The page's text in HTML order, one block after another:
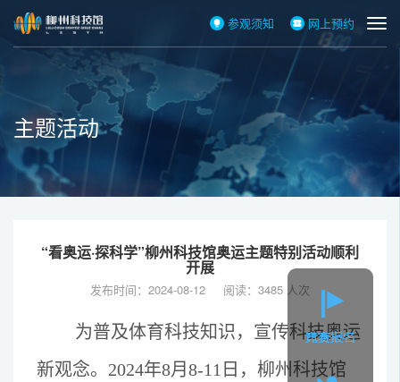
参观须知 网上预约
主题活动
“看奥运·探科学”柳州科技馆奥运主题特别活动顺利
开展
发布时间：2024-08-12 阅读：3485 人次
为普及体育科技知识，宣传科技奥运
新观念。2024年8月8-11日，柳州科技馆